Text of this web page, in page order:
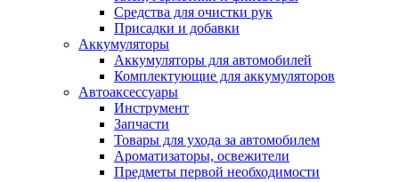
Средства для очистки рук
Присадки и добавки
Аккумуляторы
Аккумуляторы для автомобилей
Комплектующие для аккумуляторов
Автоаксессуары
Инструмент
Запчасти
Товары для ухода за автомобилем
Ароматизаторы, освежители
Предметы первой необходимости